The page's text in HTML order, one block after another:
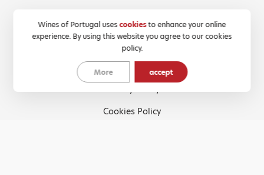
Wines of Portugal usescookiesto enhance your online
experience. By using this website you agree to our cookies
policy.
More accept
© 2021 All rights reserved, Wines of Portugal
Cookies Policy